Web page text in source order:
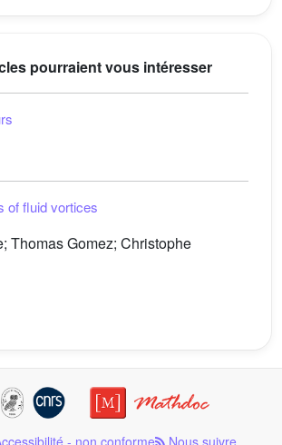
pourraient vous intéresser
of fluid vortices
Thomas Gomez; Christophe
- non conforme Nous suivre